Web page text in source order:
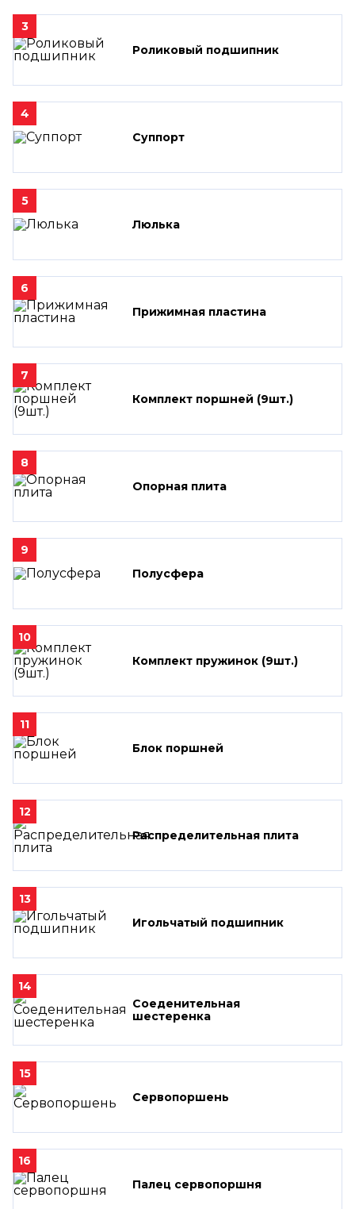
3
Роликовый подшипник
4
Суппорт
5
Люлька
6
Прижимная пластина
7
Комплект поршней (9шт.)
8
Опорная плита
9
Полусфера
10
Комплект пружинок (9шт.)
11
Блок поршней
12
Распределительная плита
13
Игольчатый подшипник
14
Соеденительная
шестеренка
15
Сервопоршень
16
Палец сервопоршня